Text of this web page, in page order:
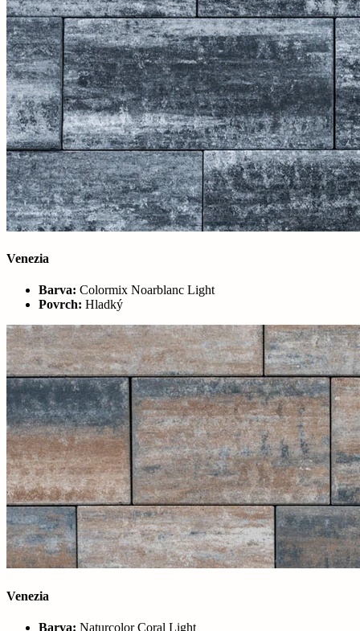
Venezia
Barva: Colormix Noarblanc Light
Povrch: Hladký
Venezia
Barva: Naturcolor Coral Light